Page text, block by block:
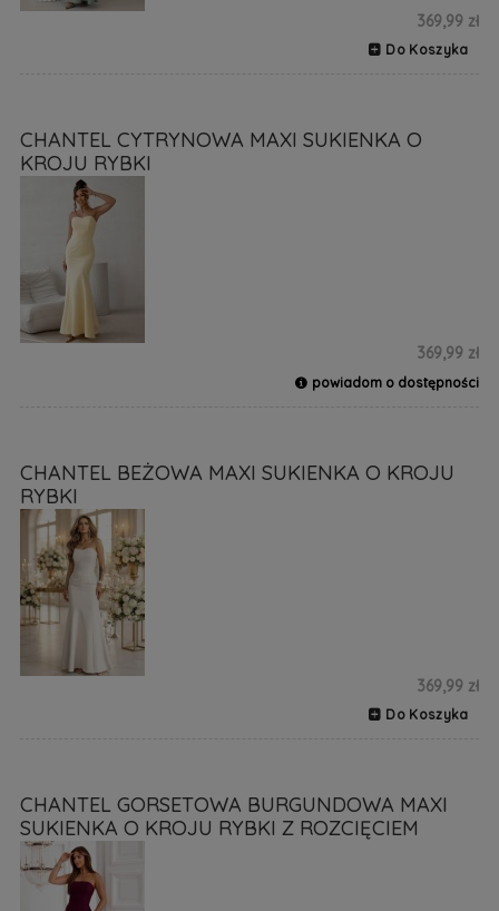
369,99 zł
Do Koszyka
CHANTEL CYTRYNOWA MAXI SUKIENKA O
KROJU RYBKI
369,99 zł
powiadom o dostępności
CHANTEL BEŻOWA MAXI SUKIENKA O KROJU
RYBKI
369,99 zł
Do Koszyka
CHANTEL GORSETOWA BURGUNDOWA MAXI
SUKIENKA O KROJU RYBKI Z ROZCIĘCIEM